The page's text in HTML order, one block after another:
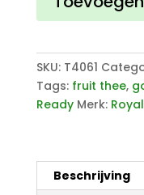
mango
SKU: T4061
Tags: fruit thee,
Ready Merk:
Beschrijving